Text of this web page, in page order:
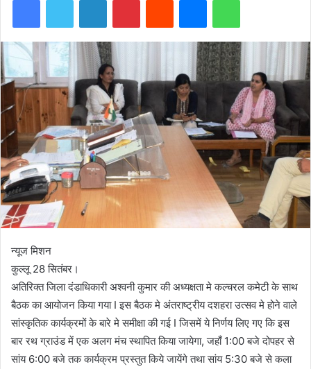
न्यूज मिशन
कुल्लू 28 सितंबर।
अतिरिक्त जिला दंडाधिकारी अश्वनी कुमार की अध्यक्षता मे कल्चरल कमेटी के साथ
बैठक का आयोजन किया गया I इस बैठक मे अंतराष्ट्रीय दशहरा उत्सव मे होने वाले
सांस्कृतिक कार्यक्रमों के बारे मे समीक्षा की गई I जिसमें ये निर्णय लिए गए कि इस
बार रथ ग्राउंड में एक अलग मंच स्थापित किया जायेगा, जहाँ 1:00 बजे दोपहर से
सांय 6:00 बजे तक कार्यक्रम प्रस्तुत किये जायेंगे तथा सांय 5:30 बजे से कला